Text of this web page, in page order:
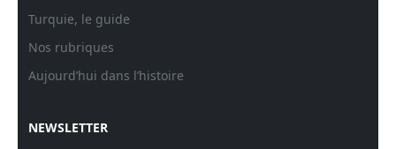
Turquie, le guide
Nos rubriques
Aujourd’hui dans l’histoire
NEWSLETTER